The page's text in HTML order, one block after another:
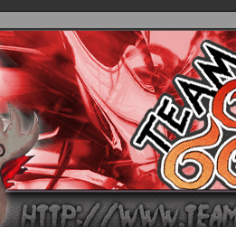
TEAM 666
B One, Blaster Knuckle et Death Trance